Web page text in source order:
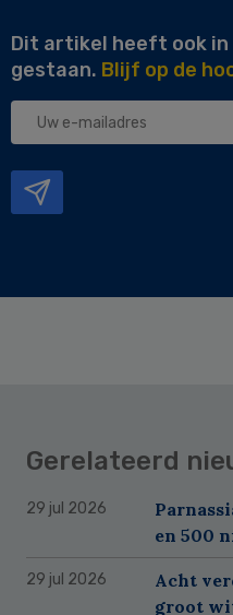
Dit artikel heeft ook
gestaan. Blijf op de
Uw
Gerelateerd
29 jul 2026
en 500
29 jul 2026
Acht
groot